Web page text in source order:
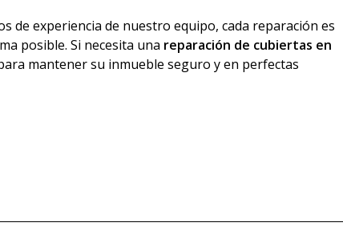
de experiencia de nuestro equipo, cada reparación es
posible. Si necesita una reparación de cubiertas en
mantener su inmueble seguro y en perfectas